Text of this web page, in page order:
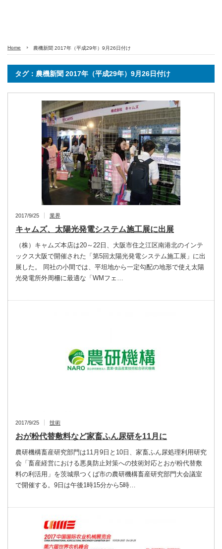
Home 農機新聞 2017年（平成29年）9月26日付け
タグ：農機新聞 2017年（平成29年）9月26日付け
2017/9/25 業界
キャムズ、太陽光発電システム施工展に出展
（株）キャムズ本店は20～22日、大阪市住之江区南港北のインテ
ックス大阪で開催された「第5回太陽光発電システム施工展」に出
展した。 同社の小間では、平坦地から一定勾配の地形で使え太陽
光発電所外周柵に最適な「WMフェ…
2017/9/25 技術
おが粉代替敷料など家畜ふん尿研を11月に
農研機構畜産研究部門は11月9日と10日、家畜ふん尿処理利用研究
会「畜産経営における悪臭防止対策への技術対応とおが粉代替敷
料の利活用」を茨城県つくば市の農研機構畜産研究部門大会議室
で開催する。9日は午後1時15分から5時…